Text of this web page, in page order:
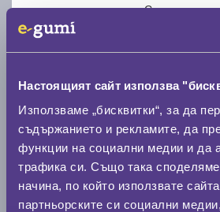
Настоящият сайт използва
Използваме „бисквитки“, за да
съдържанието и рекламите, да
функции на социални медии и да
трафика си. Също така
начина, по който използвате
партньорските си социални
Стар размер